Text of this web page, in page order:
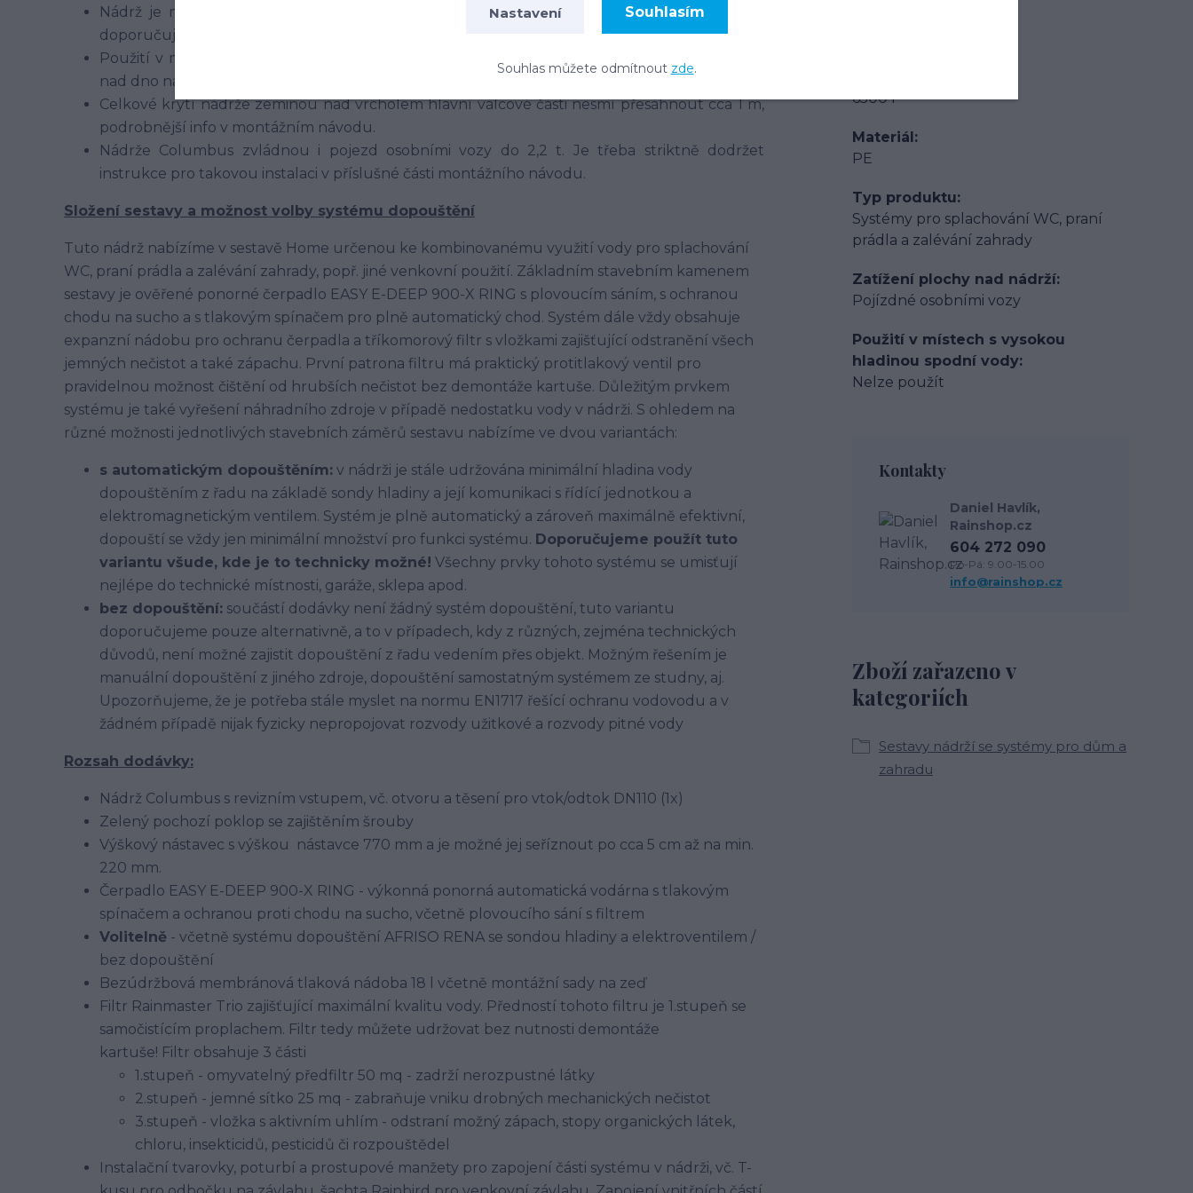
Nádrž je možné použít v různých zeminách. V těch jílovitých a jiných hůře propustných
doporučujeme oddrenážování podkladu
Použití v místech s výskytem spodní vody je možné jen při mírném výskytu, tj. max. 20 cm
nad dno nádrže
Celkové krytí nádrže zeminou nad vrcholem hlavní válcové části nesmí přesáhnout cca 1 m,
podrobnější info v montážním návodu.
Nádrže Columbus zvládnou i pojezd osobními vozy do 2,2 t. Je třeba striktně dodržet
instrukce pro takovou instalaci v příslušné části montážního návodu.
Složení sestavy a možnost volby systému dopouštění
Tuto nádrž nabízíme v sestavě Home určenou ke kombinovanému využití vody pro splachování
WC, praní prádla a zalévání zahrady, popř. jiné venkovní použití. Základním stavebním kamenem
sestavy je ověřené ponorné čerpadlo EASY E-DEEP 900-X RING s plovoucím sáním, s ochranou
chodu na sucho a s tlakovým spínačem pro plně automatický chod. Systém dále vždy obsahuje
expanzní nádobu pro ochranu čerpadla a tříkomorový filtr s vložkami zajišťující odstranění všech
jemných nečistot a také zápachu. První patrona filtru má praktický protitlakový ventil pro
pravidelnou možnost čištění od hrubších nečistot bez demontáže kartuše. Důležitým prvkem
systému je také vyřešení náhradního zdroje v případě nedostatku vody v nádrži. S ohledem na
různé možnosti jednotlivých stavebních záměrů sestavu nabízíme ve dvou variantách:
s automatickým dopouštěním: v nádrži je stále udržována minimální hladina vody
dopouštěním z řadu na základě sondy hladiny a její komunikaci s řídící jednotkou a
elektromagnetickým ventilem. Systém je plně automatický a zároveň maximálně efektivní,
dopouští se vždy jen minimální množství pro funkci systému. Doporučujeme použít tuto
variantu všude, kde je to technicky možné! Všechny prvky tohoto systému se umisťují
nejlépe do technické místnosti, garáže, sklepa apod.
bez dopouštění: součástí dodávky není žádný systém dopouštění, tuto variantu
doporučujeme pouze alternativně, a to v případech, kdy z různých, zejména technických
důvodů, není možné zajistit dopouštění z řadu vedením přes objekt. Možným řešením je
manuální dopouštění z jiného zdroje, dopouštění samostatným systémem ze studny, aj.
Upozorňujeme, že je potřeba stále myslet na normu EN1717 řešící ochranu vodovodu a v
žádném případě nijak fyzicky nepropojovat rozvody užitkové a rozvody pitné vody
Rozsah dodávky:
Nádrž Columbus s revizním vstupem, vč. otvoru a těsení pro vtok/odtok DN110 (1x)
Zelený pochozí poklop se zajištěním šrouby
Výškový nástavec s výškou nástavce 770 mm a je možné jej seříznout po cca 5 cm až na min.
220 mm.
Čerpadlo EASY E-DEEP 900-X RING - výkonná ponorná automatická vodárna s tlakovým
spínačem a ochranou proti chodu na sucho, včetně plovoucího sání s filtrem
Volitelně - včetně systému dopouštění AFRISO RENA se sondou hladiny a elektroventilem /
bez dopouštění
Bezúdržbová membránová tlaková nádoba 18 l včetně montážní sady na zeď
Filtr Rainmaster Trio zajišťující maximální kvalitu vody. Předností tohoto filtru je 1.stupeň se
samočistícím proplachem. Filtr tedy můžete udržovat bez nutnosti demontáže
kartuše! Filtr obsahuje 3 části
1.stupeň - omyvatelný předfiltr 50 mq - zadrží nerozpustné látky
2.stupeň - jemné sítko 25 mq - zabraňuje vniku drobných mechanických nečistot
3.stupeň - vložka s aktivním uhlím - odstraní možný zápach, stopy organických látek,
chloru, insekticidů, pesticidů či rozpouštědel
Instalační tvarovky, poturbí a prostupové manžety pro zapojení části systému v nádrži, vč. T-
6500 l
Materiál
PE
Typ produktu
Systémy pro splachování WC, praní
prádla a zalévání zahrady
Zatížení plochy nad nádrží
Pojízdné osobními vozy
Použití v místech s vysokou
hladinou spodní vody
Nelze použít
Zboží zařazeno v
kategoriích
Sestavy nádrží se systémy pro dům a
zahradu
Kontakty
Daniel Havlík,
Rainshop.cz
604 272 090
Po-Pá: 9.00-15.00
info@rainshop.cz
Nastavení Souhlasím
Souhlas můžete odmítnout zde.